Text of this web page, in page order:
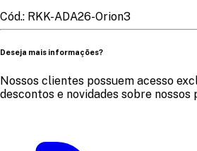
Cód.: RKK-ADA26-Orion3
Deseja mais informações?
Nossos clientes possuem acesso
descontos e novidades sobre nossos